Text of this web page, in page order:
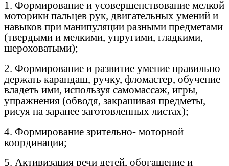
1. Формирование и усовершенствование мелкой
моторики пальцев рук, двигательных умений и
навыков при манипуляции разными предметами
(твердыми и мелкими, упругими, гладкими,
шероховатыми);
2. Формирование и развитие умение правильно
держать карандаш, ручку, фломастер, обучение
владеть ими, используя самомассаж, игры,
упражнения (обводя, закрашивая предметы,
рисуя на заранее заготовленных листах);
4. Формирование зрительно- моторной
координации;
5. Активизация речи детей, обогащение и